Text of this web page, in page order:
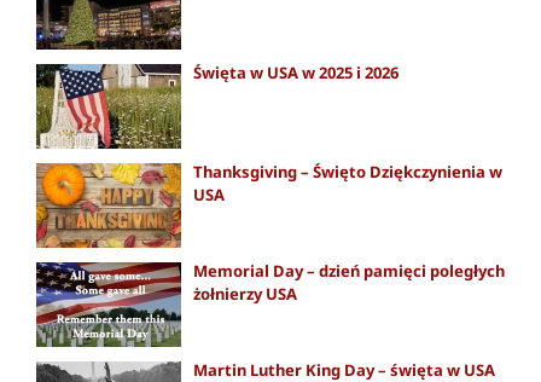
Święta w USA w 2025 i 2026
Thanksgiving – Święto Dziękczynienia w
USA
Memorial Day – dzień pamięci poległych
żołnierzy USA
Martin Luther King Day – święta w USA